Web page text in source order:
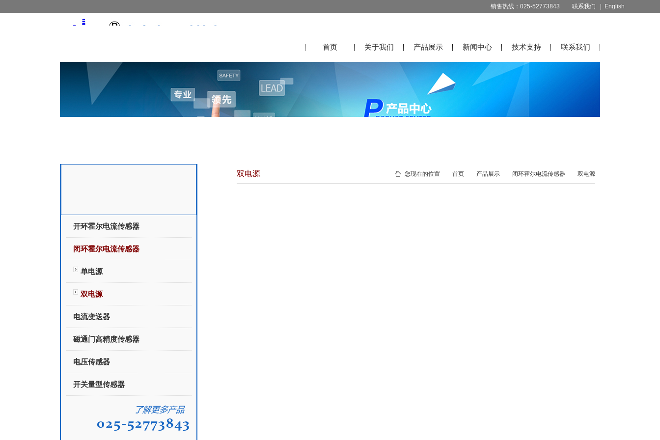
销售热线：025-52773843 联系我们 | English
首页 关于我们 产品展示 新闻中心 技术支持 联系我们
开环霍尔电流传感器
闭环霍尔电流传感器
单电源
双电源
电流变送器
磁通门高精度传感器
电压传感器
开关量型传感器
双电源 您现在的位置 首页 产品展示 闭环霍尔电流传感器 双电源